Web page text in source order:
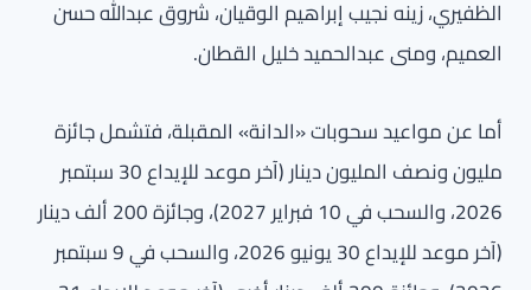
الظفيري، زينه نجيب إبراهيم الوقيان، شروق عبدالله حسن
العميم، ومنى عبدالحميد خليل القطان.
أما عن مواعيد سحوبات «الدانة» المقبلة، فتشمل جائزة
مليون ونصف المليون دينار (آخر موعد للإيداع 30 سبتمبر
2026، والسحب في 10 فبراير 2027)، وجائزة 200 ألف دينار
(آخر موعد للإيداع 30 يونيو 2026، والسحب في 9 سبتمبر